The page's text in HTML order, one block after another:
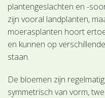
plantengeslachten en -
zijn vooral landplanten,
moerasplanten hoort
en kunnen op
staan.
De bloemen zijn
symmetrisch van vorm,